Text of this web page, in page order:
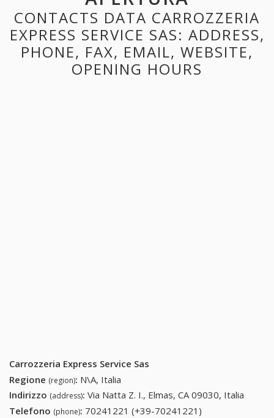
CONTACTS DATA CARROZZERIA
EXPRESS SERVICE SAS: ADDRESS,
PHONE, FAX, EMAIL, WEBSITE,
OPENING HOURS
Carrozzeria Express Service Sas
Regione (region): N\A, Italia
Indirizzo (address): Via Natta Z. I., Elmas, CA 09030, Italia
Telefono (phone): 70241221 (+39-70241221)